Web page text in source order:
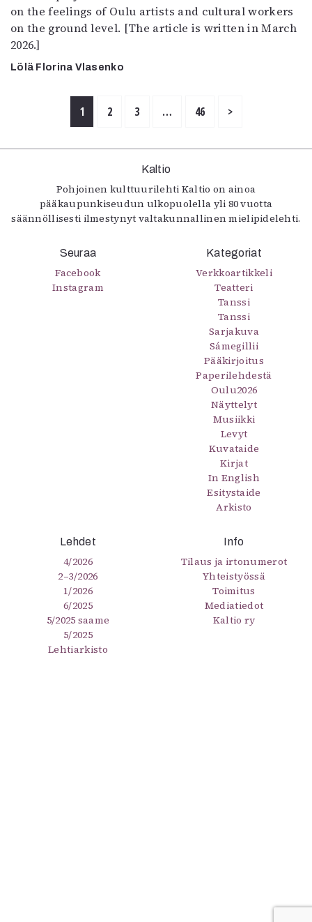
on the feelings of Oulu artists and cultural workers
on the ground level. [The article is written in March
2026.]
Lölä Florina Vlasenko
1 2 3 … 46 >
Kaltio
Pohjoinen kulttuurilehti Kaltio on ainoa
pääkaupunkiseudun ulkopuolella yli 80 vuotta
säännöllisesti ilmestynyt valtakunnallinen mielipidelehti.
Seuraa
Facebook
Instagram
Kategoriat
Verkkoartikkeli
Teatteri
Tanssi
Tanssi
Sarjakuva
Sámegillii
Pääkirjoitus
Paperilehdestä
Oulu2026
Näyttelyt
Musiikki
Levyt
Kuvataide
Kirjat
In English
Esitystaide
Arkisto
Lehdet
4/2026
2–3/2026
1/2026
6/2025
5/2025 saame
5/2025
Lehtiarkisto
Info
Tilaus ja irtonumerot
Yhteistyössä
Toimitus
Mediatiedot
Kaltio ry